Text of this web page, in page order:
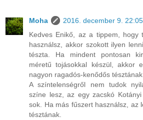
Moha
2016. december 9. 22:05
Kedves Enikő, az a tippem, hogy
használsz, akkor szokott ilyen
tészta. Ha mindent pontosan
méretű tojásokkal készül, akkor
nagyon ragadós-kenődős
A színtelenségről nem tudok
színe lesz, az egy zacskó
sok. Ha más fűszert használsz, az
tésztának.